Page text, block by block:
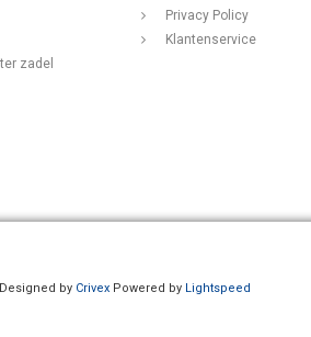
zadel
Privacy Policy
Klantenservice
Designed by Crivex Powered by Lightspeed